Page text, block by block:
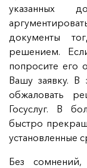
указанных
документы
решением.
попросите его
Вашу заявку. В
обжаловать
Госуслуг. В
быстро
установленные
Без сомнений,